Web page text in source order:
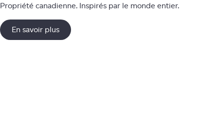
Propriété canadienne. Inspirés par le monde entier.
En savoir plus